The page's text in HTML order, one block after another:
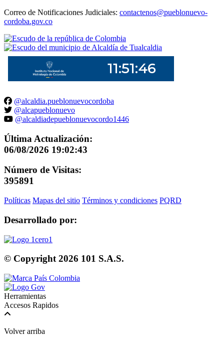
Correo de Notificaciones Judiciales: contactenos@pueblonuevo-
cordoba.gov.co
@alcaldia.pueblonuevocordoba
@alcapueblonuevo
@alcaldiadepueblonuevocordo1446
Última Actualización:
06/08/2026 19:02:43
Número de Visitas:
395891
Políticas Mapas del sitio Términos y condiciones PQRD
Desarrollado por:
© Copyright2026 101 S.A.S.
Herramientas
Accesos Rapidos
Volver arriba